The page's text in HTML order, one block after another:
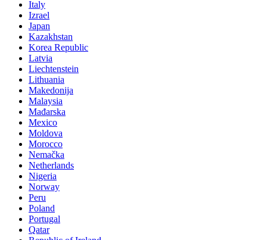
Italy
Izrael
Japan
Kazakhstan
Korea Republic
Latvia
Liechtenstein
Lithuania
Makedonija
Malaysia
Mađarska
Mexico
Moldova
Morocco
Nemačka
Netherlands
Nigeria
Norway
Peru
Poland
Portugal
Qatar